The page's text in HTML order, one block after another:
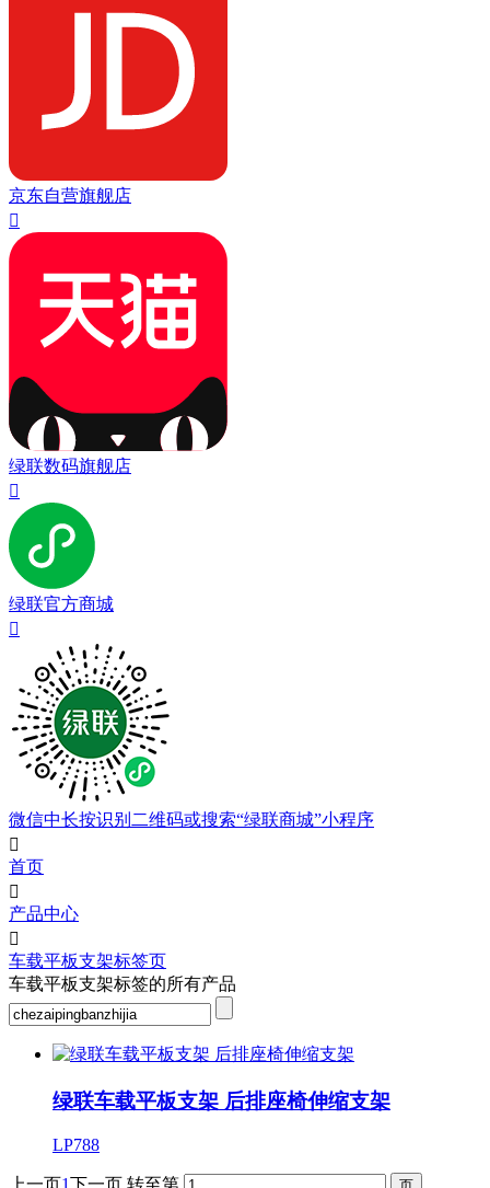
京东自营旗舰店

绿联数码旗舰店

绿联官方商城

微信中长按识别二维码或搜索“绿联商城”小程序

首页

产品中心

车载平板支架标签页
车载平板支架标签的所有产品
绿联车载平板支架 后排座椅伸缩支架
LP788